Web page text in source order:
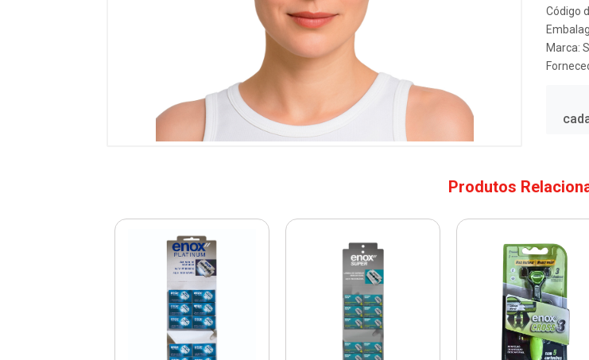
Código
Marca:
Produtos